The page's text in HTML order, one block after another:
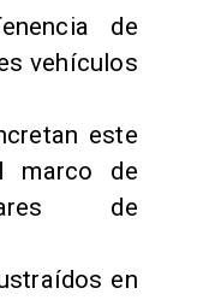
de
vehículos
este
marco de
de
en